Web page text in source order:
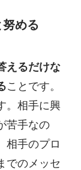
める
えるだけな
ことです。
。相手に興
苦手なの
相手のプロ
でのメッセ